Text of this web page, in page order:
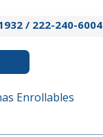
/ 222-240-6004
Enrollables